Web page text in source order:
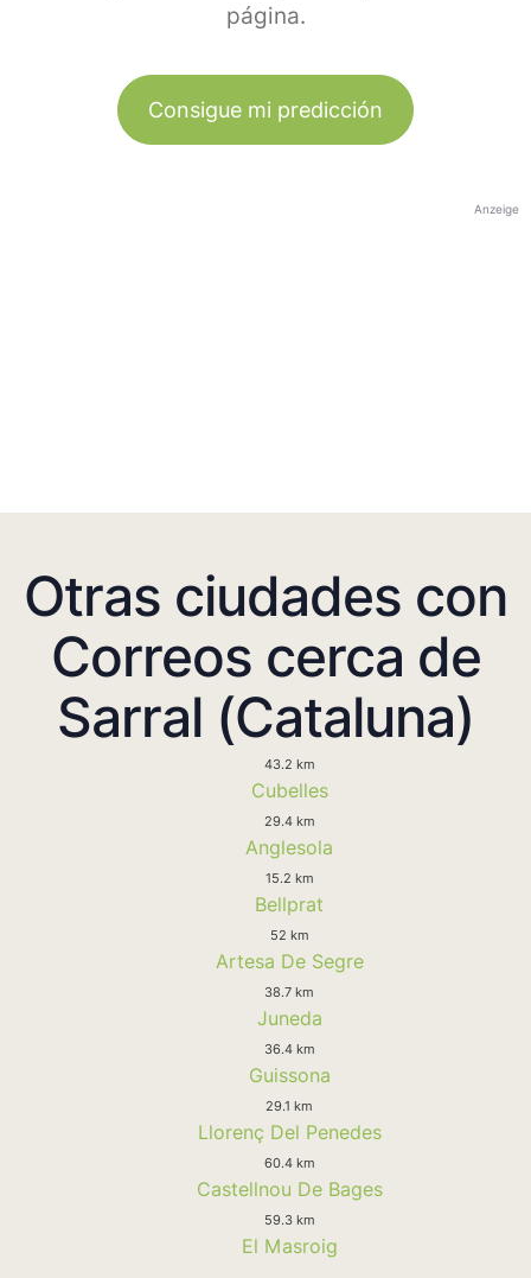
página.
Consigue mi predicción
Anzeige
Otras ciudades con
Correos cerca de
Sarral (Cataluna)
43.2 km
Cubelles
29.4 km
Anglesola
15.2 km
Bellprat
52 km
Artesa De Segre
38.7 km
Juneda
36.4 km
Guissona
29.1 km
Llorenç Del Penedes
60.4 km
Castellnou De Bages
59.3 km
El Masroig